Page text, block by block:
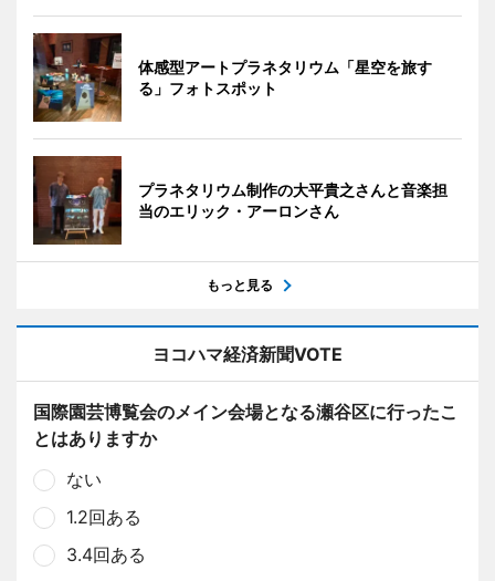
体感型アートプラネタリウム「星空を旅す
る」フォトスポット
プラネタリウム制作の大平貴之さんと音楽担
当のエリック・アーロンさん
もっと見る
ヨコハマ経済新聞VOTE
国際園芸博覧会のメイン会場となる瀬谷区に行ったこ
とはありますか
ない
1.2回ある
3.4回ある